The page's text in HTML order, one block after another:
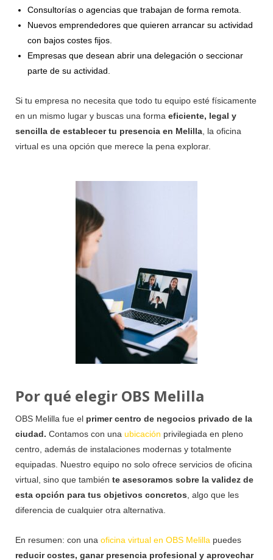
Consultorías o agencias que trabajan de forma remota.
Nuevos emprendedores que quieren arrancar su actividad
con bajos costes fijos.
Empresas que desean abrir una delegación o seccionar
parte de su actividad.
Si tu empresa no necesita que todo tu equipo esté físicamente
en un mismo lugar y buscas una forma eficiente, legal y
sencilla de establecer tu presencia en Melilla , la oficina
virtual es una opción que merece la pena explorar.
Por qué elegir OBS Melilla
OBS Melilla fue el primer centro de negocios privado de la
ciudad. Contamos con una ubicación privilegiada en pleno
centro, además de instalaciones modernas y totalmente
equipadas. Nuestro equipo no solo ofrece servicios de oficina
virtual, sino que también te asesoramos sobre la validez de
esta opción para tus objetivos concretos , algo que les
diferencia de cualquier otra alternativa.
En resumen: con una oficina virtual en OBS Melilla puedes
reducir costes, ganar presencia profesional y aprovechar